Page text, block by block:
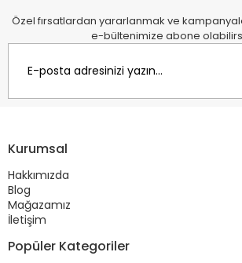
Özel fırsatlardan yararlanmak ve
e-bültenimize abone
Kurumsal
Hakkımızda
Blog
Mağazamız
İletişim
Popüler Kategoriler